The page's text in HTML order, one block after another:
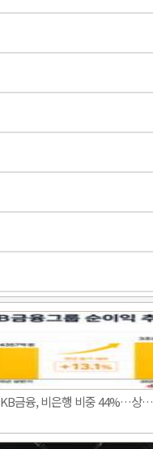
KB금융, 비은행 비중 44%…상…